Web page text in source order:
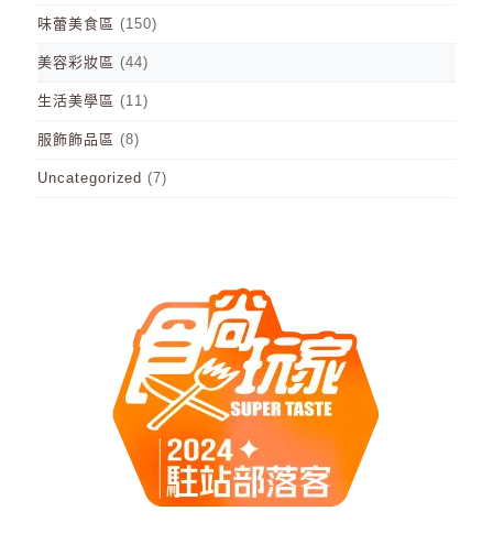
味蕾美食區 (150)
美容彩妝區 (44)
生活美學區 (11)
服飾飾品區 (8)
Uncategorized (7)